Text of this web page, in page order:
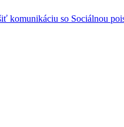
komunikáciu so Sociálnou